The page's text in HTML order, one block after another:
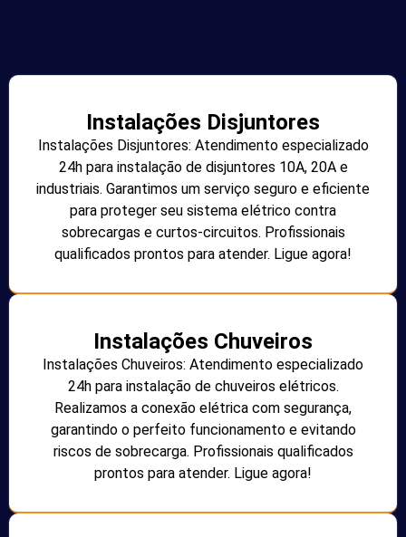
Instalações Disjuntores
Instalações Disjuntores: Atendimento especializado
24h para instalação de disjuntores 10A, 20A e
industriais. Garantimos um serviço seguro e eficiente
para proteger seu sistema elétrico contra
sobrecargas e curtos-circuitos. Profissionais
qualificados prontos para atender. Ligue agora!
Instalações Chuveiros
Instalações Chuveiros: Atendimento especializado
24h para instalação de chuveiros elétricos.
Realizamos a conexão elétrica com segurança,
garantindo o perfeito funcionamento e evitando
riscos de sobrecarga. Profissionais qualificados
prontos para atender. Ligue agora!